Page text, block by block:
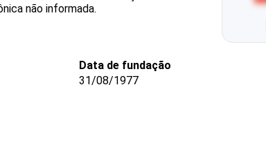
não informada.
Data de fundação
31/08/1977